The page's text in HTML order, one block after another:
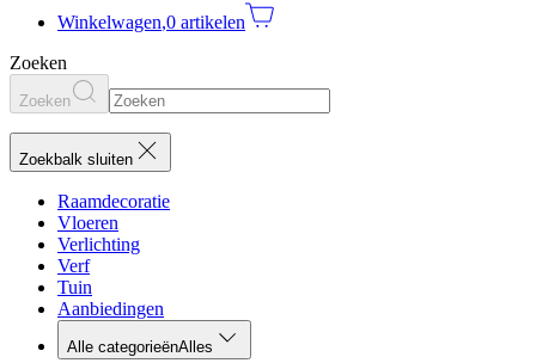
Winkelwagen,0 artikelen
Zoeken
Zoeken
Zoekbalk sluiten
Raamdecoratie
Vloeren
Verlichting
Verf
Tuin
Aanbiedingen
Alle categorieënAlles